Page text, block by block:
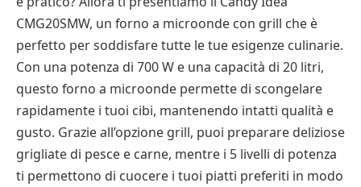
CMG20SMW, un forno a microonde con grill che è
perfetto per soddisfare tutte le tue esigenze culinarie.
Con una potenza di 700 W e una capacità di 20 litri,
questo forno a microonde permette di scongelare
rapidamente i tuoi cibi, mantenendo intatti qualità e
gusto. Grazie all’opzione grill, puoi preparare deliziose
grigliate di pesce e carne, mentre i 5 livelli di potenza
ti permettono di cuocere i tuoi piatti preferiti in modo